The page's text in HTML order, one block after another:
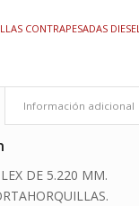
CONTRAPESADAS DIESEL
Información adicional
DE 5.220 MM.